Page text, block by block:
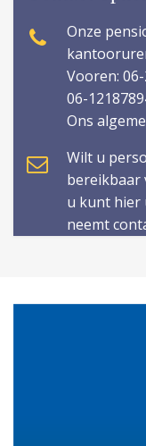
Onze
Vooren:
06-
Ons
Wilt u
bereikbaar
u kunt hier
neemt